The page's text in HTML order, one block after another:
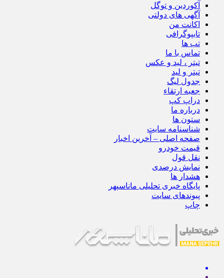
آکوردین و توگل
آگهی های دولتی
اکانت من
تایپوگرافی
تب ها
تماس با ما
تیتر ، لید و عکس
تیتر و لید
جدول لیگ
جعبه ارتقاء
دراپ کپ
درباره ما
ستون ها
شناسنامه سایت
صفحه اصلی – آخرین اخبار
قیمت خودرو
نقل قول
نمایش درصدی
هشدار ها
پایگاه خبری تحلیلی ماناسپهر
پیوندهای سایت
چاپ